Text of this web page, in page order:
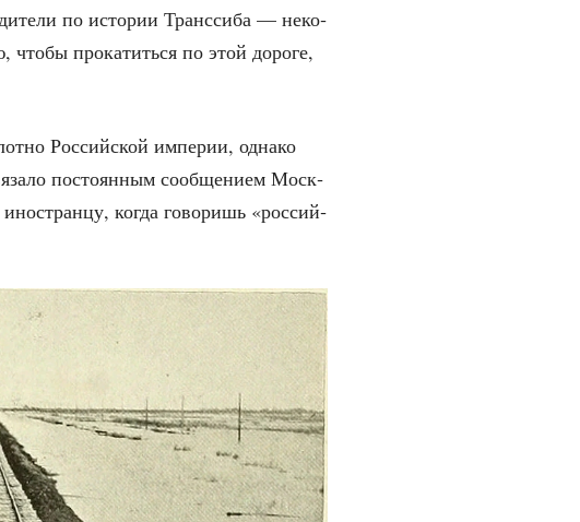
по исто­рии Транс­си­ба — неко­
про­ка­тить­ся по этой доро­ге,
Рос­сий­ской импе­рии, одна­ко
посто­ян­ным сооб­ще­ни­ем Моск­
когда гово­ришь «рос­сий­